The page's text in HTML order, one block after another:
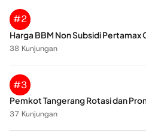
#2
Harga BBM Non Subsidi Pertamax
38 Kunjungan
#3
Pemkot Tangerang Rotasi dan
37 Kunjungan